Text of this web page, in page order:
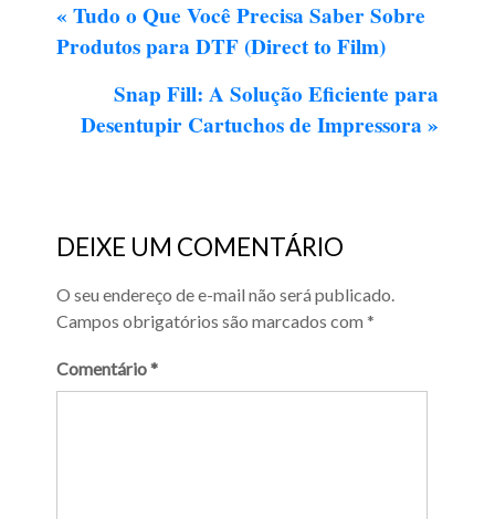
« Tudo o Que Você Precisa Saber Sobre
Produtos para DTF (Direct to Film)
Snap Fill: A Solução Eficiente para
Desentupir Cartuchos de Impressora»
DEIXE UM COMENTÁRIO
O seu endereço de e-mail não será publicado.
Campos obrigatórios são marcados com *
Comentário*